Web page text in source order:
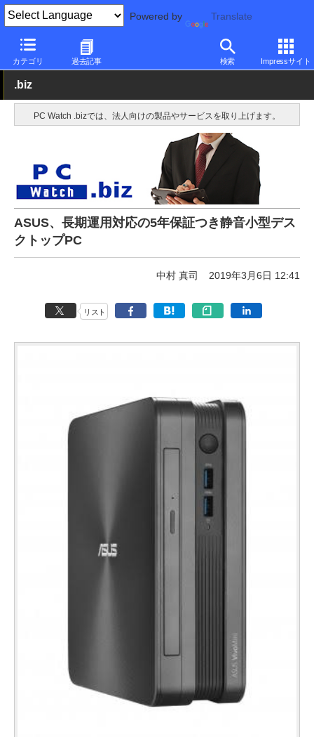
Powered by Translate
カテゴリ 過去記事 検索 Impressサイト
PC Watch パソコン/タブレット/スマートフォン デスクトップパ
.biz
PC Watch .bizでは、法人向けの製品やサービスを取り上げます。
ASUS、長期運用対応の5年保証つき静音小型デス
クトップPC
中村 真司 2019年3月6日 12:41
リスト